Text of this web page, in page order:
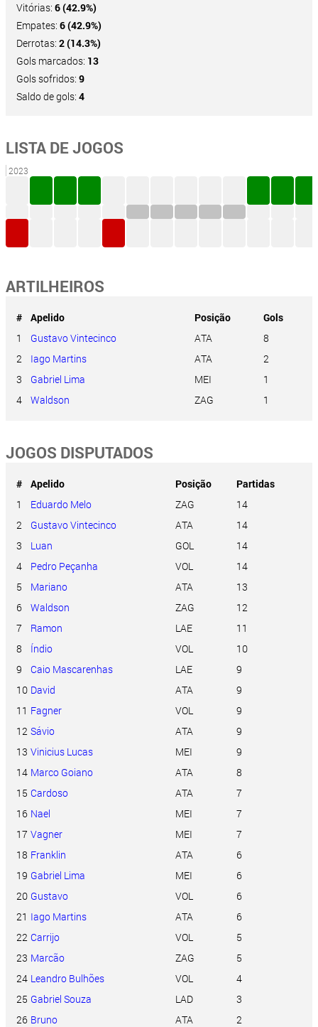
Vitórias: 6 (42.9%)
Empates: 6 (42.9%)
Derrotas: 2 (14.3%)
Gols marcados: 13
Gols sofridos: 9
Saldo de gols: 4
LISTA DE JOGOS
2023
ARTILHEIROS
# Apelido Posição
Gols
1
Gustavo Vintecinco ATA
8
2
Iago Martins ATA
2
3
Gabriel Lima MEI
1
4
Waldson ZAG 1
JOGOS DISPUTADOS
# Apelido Posição
Partidas
1
Eduardo Melo ZAG
14
2
Gustavo Vintecinco ATA
14
3
Luan GOL
14
4
Pedro Peçanha VOL
14
5
Mariano ATA
13
6
Waldson ZAG
12
7
Ramon LAE
11
8
Índio VOL
10
9
Caio Mascarenhas LAE
9
10 David ATA
9
11 Fagner VOL
9
12 Sávio ATA
9
13 Vinicius Lucas MEI
9
14 Marco Goiano ATA
8
15 Cardoso ATA
7
16 Nael MEI
7
17 Vagner MEI
7
18 Franklin ATA
6
19 Gabriel Lima MEI
6
20 Gustavo VOL
6
21 Iago Martins ATA
6
22 Carrijo VOL
5
23 Marcão ZAG
5
24 Leandro Bulhões VOL
4
25 Gabriel Souza LAD
3
26 Bruno ATA
2